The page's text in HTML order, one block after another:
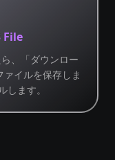
File
、「ダウンロー
ァイルを保存しま
ます。